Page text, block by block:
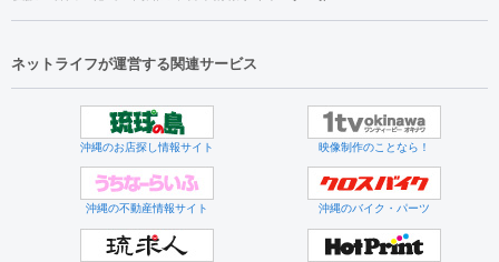
ネットライフが運営する関連サービス
沖縄のお店探し情報サイト 映像制作のことなら！
沖縄の不動産情報サイト 沖縄のバイク・パーツ